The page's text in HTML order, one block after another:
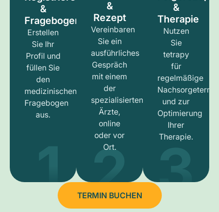
&
Fragebogen
Erstellen
Sie Ihr
Profil und
füllen Sie
den
medizinischen
Fragebogen
aus.
1
&
Rezept
Vereinbaren
Sie ein
ausführliches
Gespräch
mit einem
der
spezialisierten
Ärzte,
online
oder vor
Ort.
2
&
Therapie
Nutzen
Sie
tetrapy
für
regelmäßige
und zur
Optimierung
Ihrer
Therapie.
3
TERMIN BUCHEN